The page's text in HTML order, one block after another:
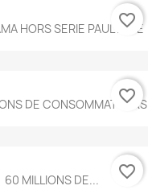
Aperçu rapide
HORS SERIE PAUL KLEE
favorite_border
Aperçu rapide
DE CONSOMMATEURS
favorite_border
Aperçu rapide
60 MILLIONS DE... favorite_border